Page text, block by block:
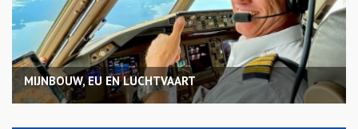
MIJNBOUW, EU EN LUCHTVAART